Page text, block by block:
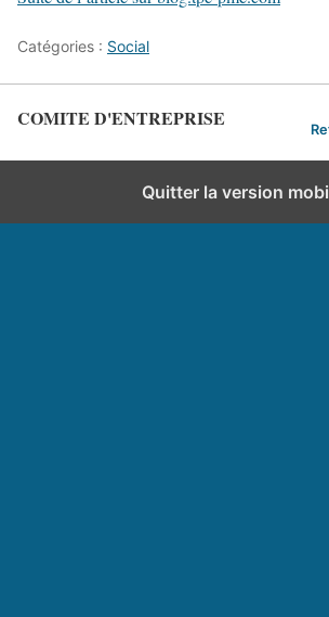
Catégories : Social
COMITE D'ENTREPRISE
Quitter la version